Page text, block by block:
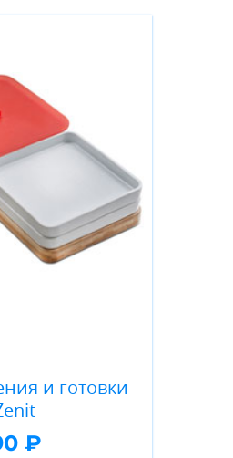
и готовки
₽